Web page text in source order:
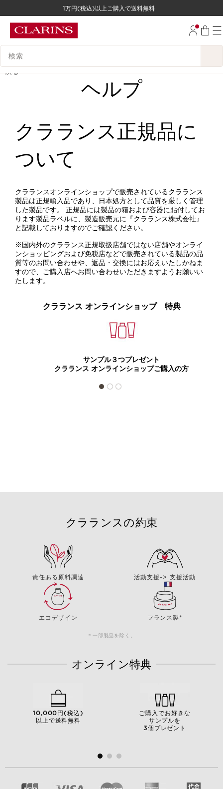
コンテンツへ移動
1万円(税込)以上ご購入で送料無料
検索候補
ヘルプ
クラランス正規品に
ついて
クラランスオンラインショップで販売されているクラランス
製品は正規輸入品であり、日本処方として品質を厳しく管理
した製品です。 正規品には製品の箱および容器に貼付してお
ります製品ラベルに、製造販売元に『クラランス株式会社』
と記載しておりますのでご確認ください。
※国内外のクラランス正規取扱店舗ではない店舗やオンライ
ンショッピングおよび免税店などで販売されている製品の品
質等のお問い合わせや、返品・交換にはお応えいたしかねま
すので、ご購入店へお問い合わせいただきますようお願いい
たします。
クラランス オンラインショップ 特典
サンプル３つプレゼント
クラランス オンラインショップご購入の方
クラランスの約束
責任ある原料調達 活動支援-> 支援活動
エコデザイン フランス製*
＊一部製品を除く。
オンライン特典
10,000円(税込)
以上で送料無料
ご購入でお好きな
サンプルを
3個プレゼント